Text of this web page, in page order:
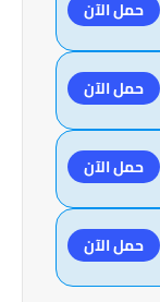
حمل الآن
حمل الآن
حمل الآن
حمل الآن